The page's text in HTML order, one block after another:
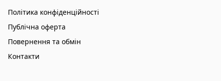
Політика конфіденційності
Публічна оферта
Повернення та обмін
Контакти